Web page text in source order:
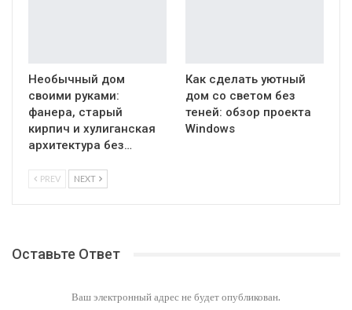
Необычный дом
своими руками:
фанера, старый
кирпич и хулиганская
архитектура без…
Как сделать уютный
дом со светом без
теней: обзор проекта
Windows
PREV NEXT
Оставьте Ответ
Ваш электронный адрес не будет опубликован.